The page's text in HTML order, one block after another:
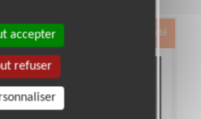
Exclusion & Pauvreté
accepter
refuser